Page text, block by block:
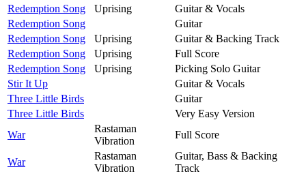
Redemption Song
Uprising
Guitar & Vocals
Redemption Song
Guitar
Redemption Song
Uprising
Guitar & Backing Track
Redemption Song
Uprising
Full Score
Redemption Song
Uprising
Picking Solo Guitar
Stir It Up
Guitar & Vocals
Three Little Birds
Guitar
Three Little Birds
Very Easy Version
War
Rastaman
Vibration
Full Score
War
Rastaman
Vibration
Guitar, Bass & Backing
Track